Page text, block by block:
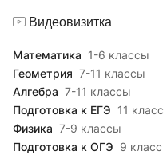
Видеовизитка
Математика 1-6 классы
Геометрия 7-11 классы
Алгебра 7-11 классы
Подготовка к ЕГЭ 11 класс
Физика 7-9 классы
Подготовка к ОГЭ 9 класс